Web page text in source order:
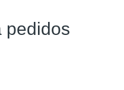
pedidos